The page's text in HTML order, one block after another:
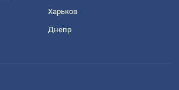
Харьков
Днепр